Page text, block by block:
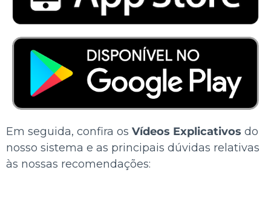
Em seguida, confira os Vídeos Explicativos do
nosso sistema e as principais dúvidas relativas
às nossas recomendações: